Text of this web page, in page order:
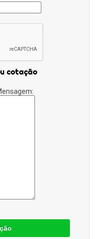
cotação